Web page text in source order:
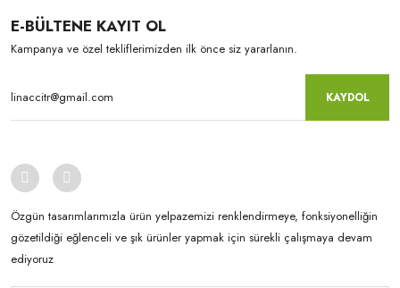
E-BÜLTENE KAYIT OL
Kampanya ve özel tekliflerimizden ilk önce siz yararlanın.
KAYDOL
Özgün tasarımlarımızla ürün yelpazemizi renklendirmeye, fonksiyonelliğin
gözetildiği eğlenceli ve şık ürünler yapmak için sürekli çalışmaya devam
ediyoruz